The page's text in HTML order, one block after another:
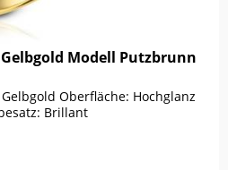
Modell Putzbrunn
Oberfläche: Hochglanz
Brillant